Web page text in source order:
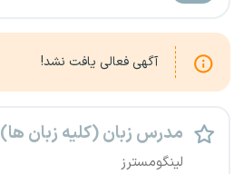
آگهی فعالی یافت نشد!
مدرس زبان (کلیه زبان ها)
لینگومسترز